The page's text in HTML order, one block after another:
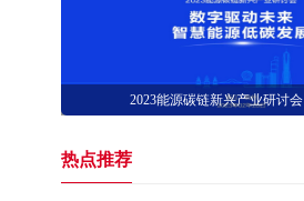
2023能源碳链新兴产业研讨会
热点推荐